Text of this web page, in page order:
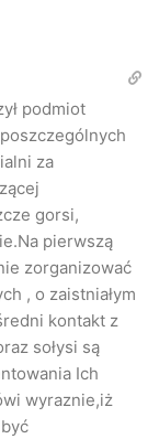
umowy,
w umowie.
podmiot
za
gorsi,
pierwszą
zorganizować
, o zaistniałym
kontakt z
sołysi są
Ich
wyraznie,iż